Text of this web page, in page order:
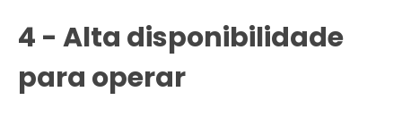
4 - Alta disponibilidade
para operar